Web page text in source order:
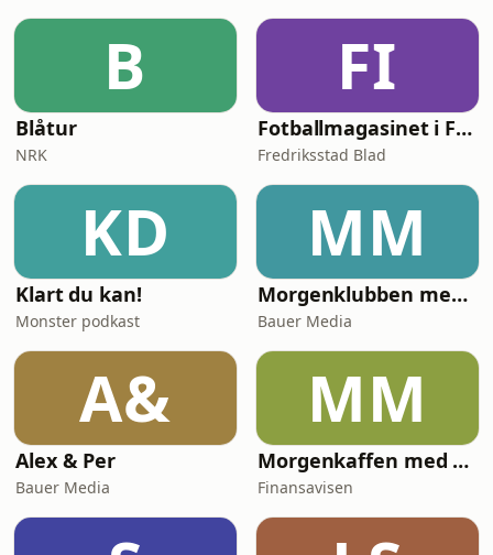
B
Blåtur
NRK
FI
Fotballmagasinet i Fredrikstad
Fredriksstad Blad
KD
Klart du kan!
Monster podkast
MM
Morgenklubben med Loven & Co
Bauer Media
A&
Alex & Per
Bauer Media
MM
Morgenkaffen med Finansavisen
Finansavisen